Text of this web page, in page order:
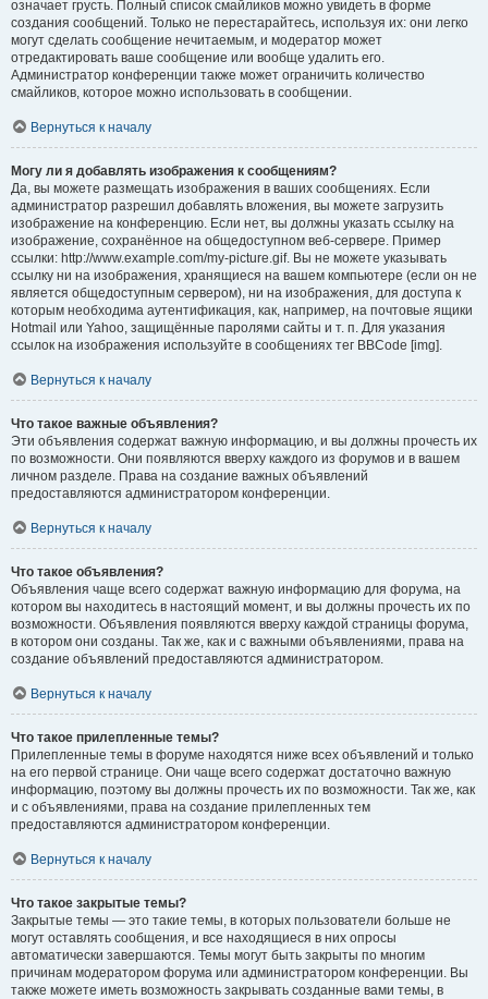
означает грусть. Полный список смайликов можно увидеть в форме
создания сообщений. Только не перестарайтесь, используя их: они легко
могут сделать сообщение нечитаемым, и модератор может
отредактировать ваше сообщение или вообще удалить его.
Администратор конференции также может ограничить количество
смайликов, которое можно использовать в сообщении.
Вернуться к началу
Могу ли я добавлять изображения к сообщениям?
Да, вы можете размещать изображения в ваших сообщениях. Если
администратор разрешил добавлять вложения, вы можете загрузить
изображение на конференцию. Если нет, вы должны указать ссылку на
изображение, сохранённое на общедоступном веб-сервере. Пример
ссылки: http://www.example.com/my-picture.gif. Вы не можете указывать
ссылку ни на изображения, хранящиеся на вашем компьютере (если он не
является общедоступным сервером), ни на изображения, для доступа к
которым необходима аутентификация, как, например, на почтовые ящики
Hotmail или Yahoo, защищённые паролями сайты и т. п. Для указания
ссылок на изображения используйте в сообщениях тег BBCode [img].
Вернуться к началу
Что такое важные объявления?
Эти объявления содержат важную информацию, и вы должны прочесть их
по возможности. Они появляются вверху каждого из форумов и в вашем
личном разделе. Права на создание важных объявлений
предоставляются администратором конференции.
Вернуться к началу
Что такое объявления?
Объявления чаще всего содержат важную информацию для форума, на
котором вы находитесь в настоящий момент, и вы должны прочесть их по
возможности. Объявления появляются вверху каждой страницы форума,
в котором они созданы. Так же, как и с важными объявлениями, права на
создание объявлений предоставляются администратором.
Вернуться к началу
Что такое прилепленные темы?
Прилепленные темы в форуме находятся ниже всех объявлений и только
на его первой странице. Они чаще всего содержат достаточно важную
информацию, поэтому вы должны прочесть их по возможности. Так же, как
и с объявлениями, права на создание прилепленных тем
предоставляются администратором конференции.
Вернуться к началу
Что такое закрытые темы?
Закрытые темы — это такие темы, в которых пользователи больше не
могут оставлять сообщения, и все находящиеся в них опросы
автоматически завершаются. Темы могут быть закрыты по многим
причинам модератором форума или администратором конференции. Вы
также можете иметь возможность закрывать созданные вами темы, в